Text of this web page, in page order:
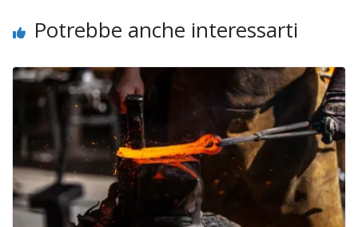
Potrebbe anche interessarti